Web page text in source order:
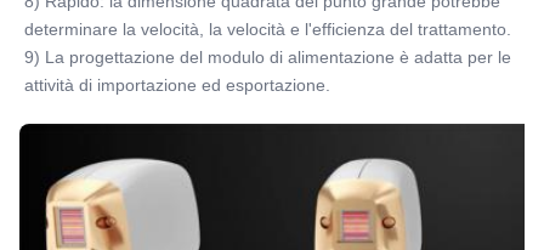
determinare la velocità, la velocità e l'efficienza del trattamento.
9) La progettazione del modulo di alimentazione è adatta per le
attività di importazione ed esportazione.